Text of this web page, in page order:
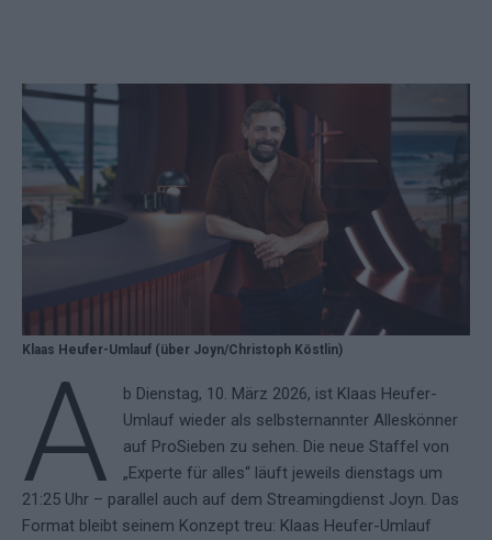
Klaas Heufer-Umlauf (über Joyn/Christoph Köstlin)
A
b Dienstag, 10. März 2026, ist Klaas Heufer-
Umlauf wieder als selbsternannter Alleskönner
auf ProSieben zu sehen. Die neue Staffel von
„Experte für alles“ läuft jeweils dienstags um
21:25 Uhr – parallel auch auf dem Streamingdienst Joyn. Das
Format bleibt seinem Konzept treu: Klaas Heufer-Umlauf